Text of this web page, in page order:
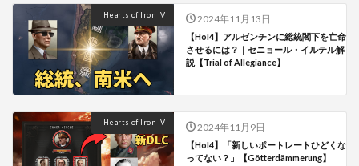
Hearts of Iron IV 2024年11月13日
【HoI4】アルゼンチンに総統閣下を亡命
させるには？｜セニョール・イルテル解
説【Trial of Allegiance】
Hearts of Iron IV 2024年11月9日
【HoI4】「新しいポートレートひどくな
ってない？」【Götterdämmerung】